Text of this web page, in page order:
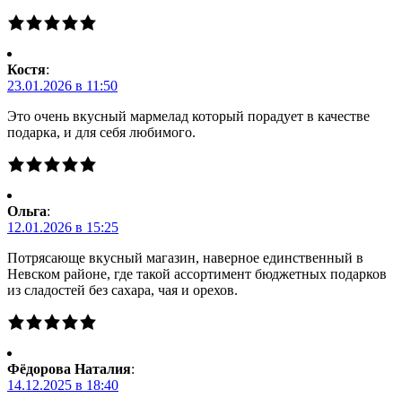
Костя:
23.01.2026 в 11:50
Это очень вкусный мармелад который порадует в качестве
подарка, и для себя любимого.
Ольга:
12.01.2026 в 15:25
Потрясающе вкусный магазин, наверное единственный в
Невском районе, где такой ассортимент бюджетных подарков
из сладостей без сахара, чая и орехов.
Фёдорова Наталия:
14.12.2025 в 18:40